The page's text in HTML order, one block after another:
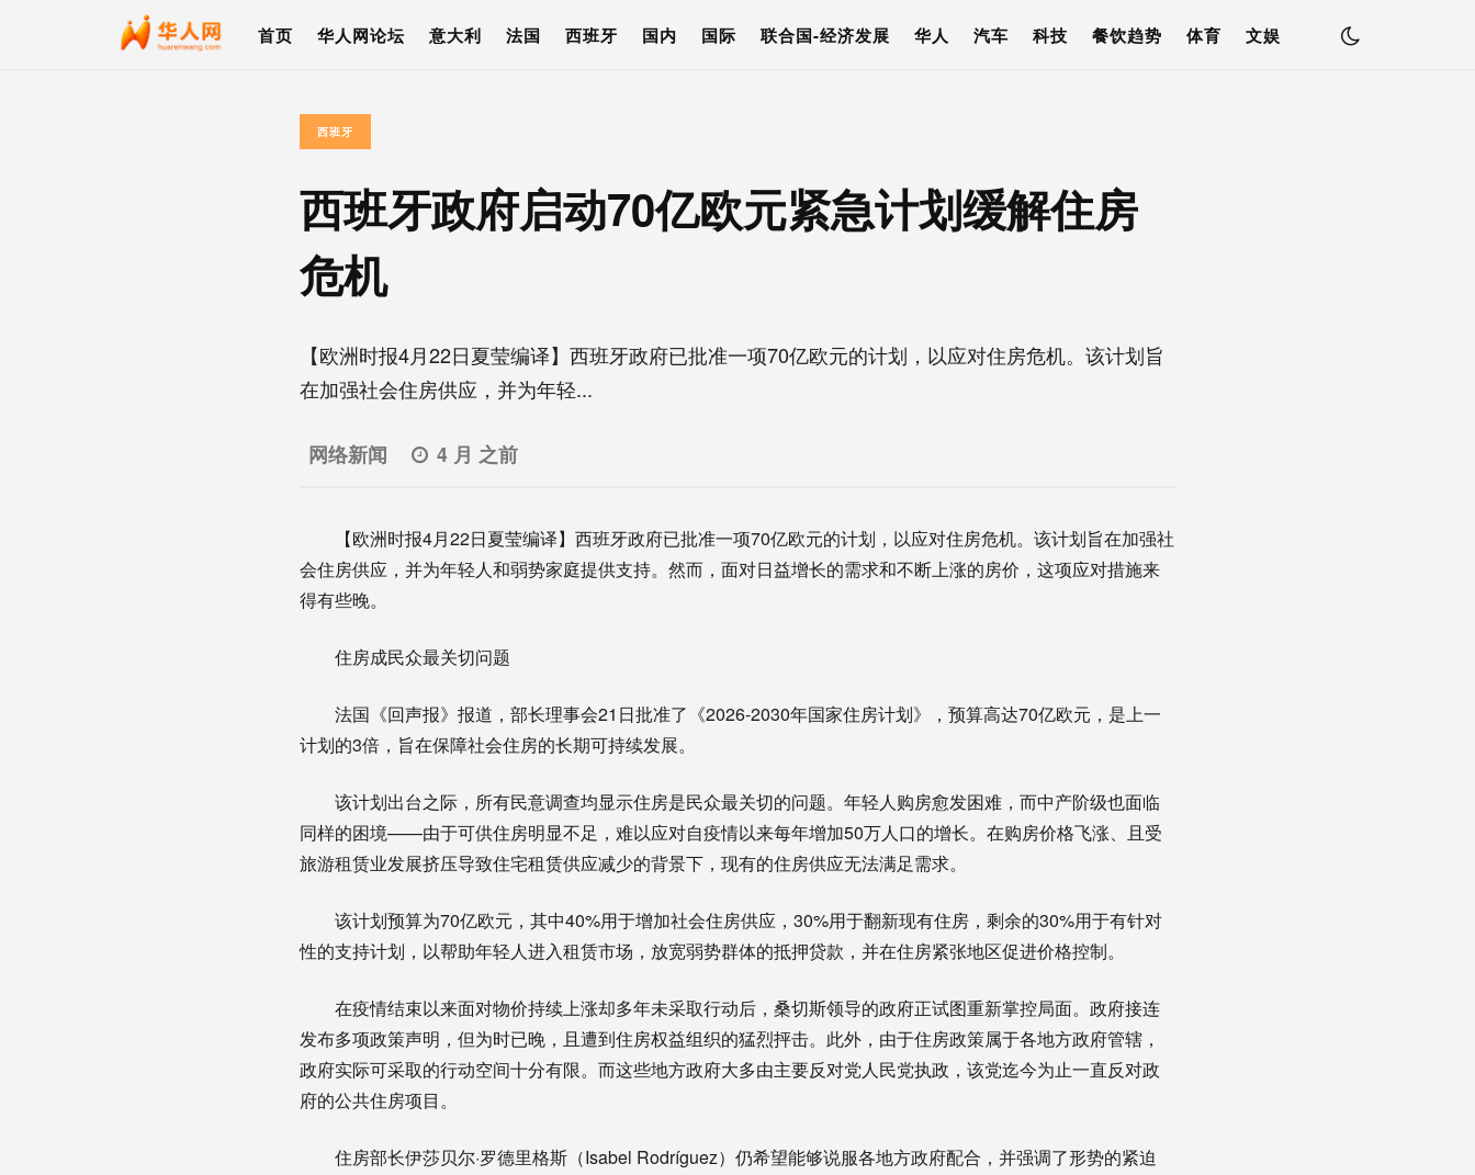
首页 华人网论坛 意大利 法国 西班牙 国内 国际 联合国-经济发展 华人 汽车 科技 餐饮趋势 体育 文娱
西班牙
西班牙政府启动70亿欧元紧急计划缓解住房
危机
【欧洲时报4月22日夏莹编译】西班牙政府已批准一项70亿欧元的计划，以应对住房危机。该计划旨
在加强社会住房供应，并为年轻...
网络新闻 4 月 之前
【欧洲时报4月22日夏莹编译】西班牙政府已批准一项70亿欧元的计划，以应对住房危机。该计划旨在加强社
会住房供应，并为年轻人和弱势家庭提供支持。然而，面对日益增长的需求和不断上涨的房价，这项应对措施来
得有些晚。
住房成民众最关切问题
法国《回声报》报道，部长理事会21日批准了《2026-2030年国家住房计划》，预算高达70亿欧元，是上一
计划的3倍，旨在保障社会住房的长期可持续发展。
该计划出台之际，所有民意调查均显示住房是民众最关切的问题。年轻人购房愈发困难，而中产阶级也面临
同样的困境——由于可供住房明显不足，难以应对自疫情以来每年增加50万人口的增长。在购房价格飞涨、且受
旅游租赁业发展挤压导致住宅租赁供应减少的背景下，现有的住房供应无法满足需求。
该计划预算为70亿欧元，其中40%用于增加社会住房供应，30%用于翻新现有住房，剩余的30%用于有针对
性的支持计划，以帮助年轻人进入租赁市场，放宽弱势群体的抵押贷款，并在住房紧张地区促进价格控制。
在疫情结束以来面对物价持续上涨却多年未采取行动后，桑切斯领导的政府正试图重新掌控局面。政府接连
发布多项政策声明，但为时已晚，且遭到住房权益组织的猛烈抨击。此外，由于住房政策属于各地方政府管辖，
政府实际可采取的行动空间十分有限。而这些地方政府大多由主要反对党人民党执政，该党迄今为止一直反对政
府的公共住房项目。
住房部长伊莎贝尔·罗德里格斯（Isabel Rodríguez）仍希望能够说服各地方政府配合，并强调了形势的紧迫